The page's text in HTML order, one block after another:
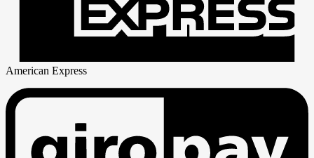
American Express